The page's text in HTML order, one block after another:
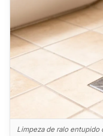
Limpeza de ralo entupido